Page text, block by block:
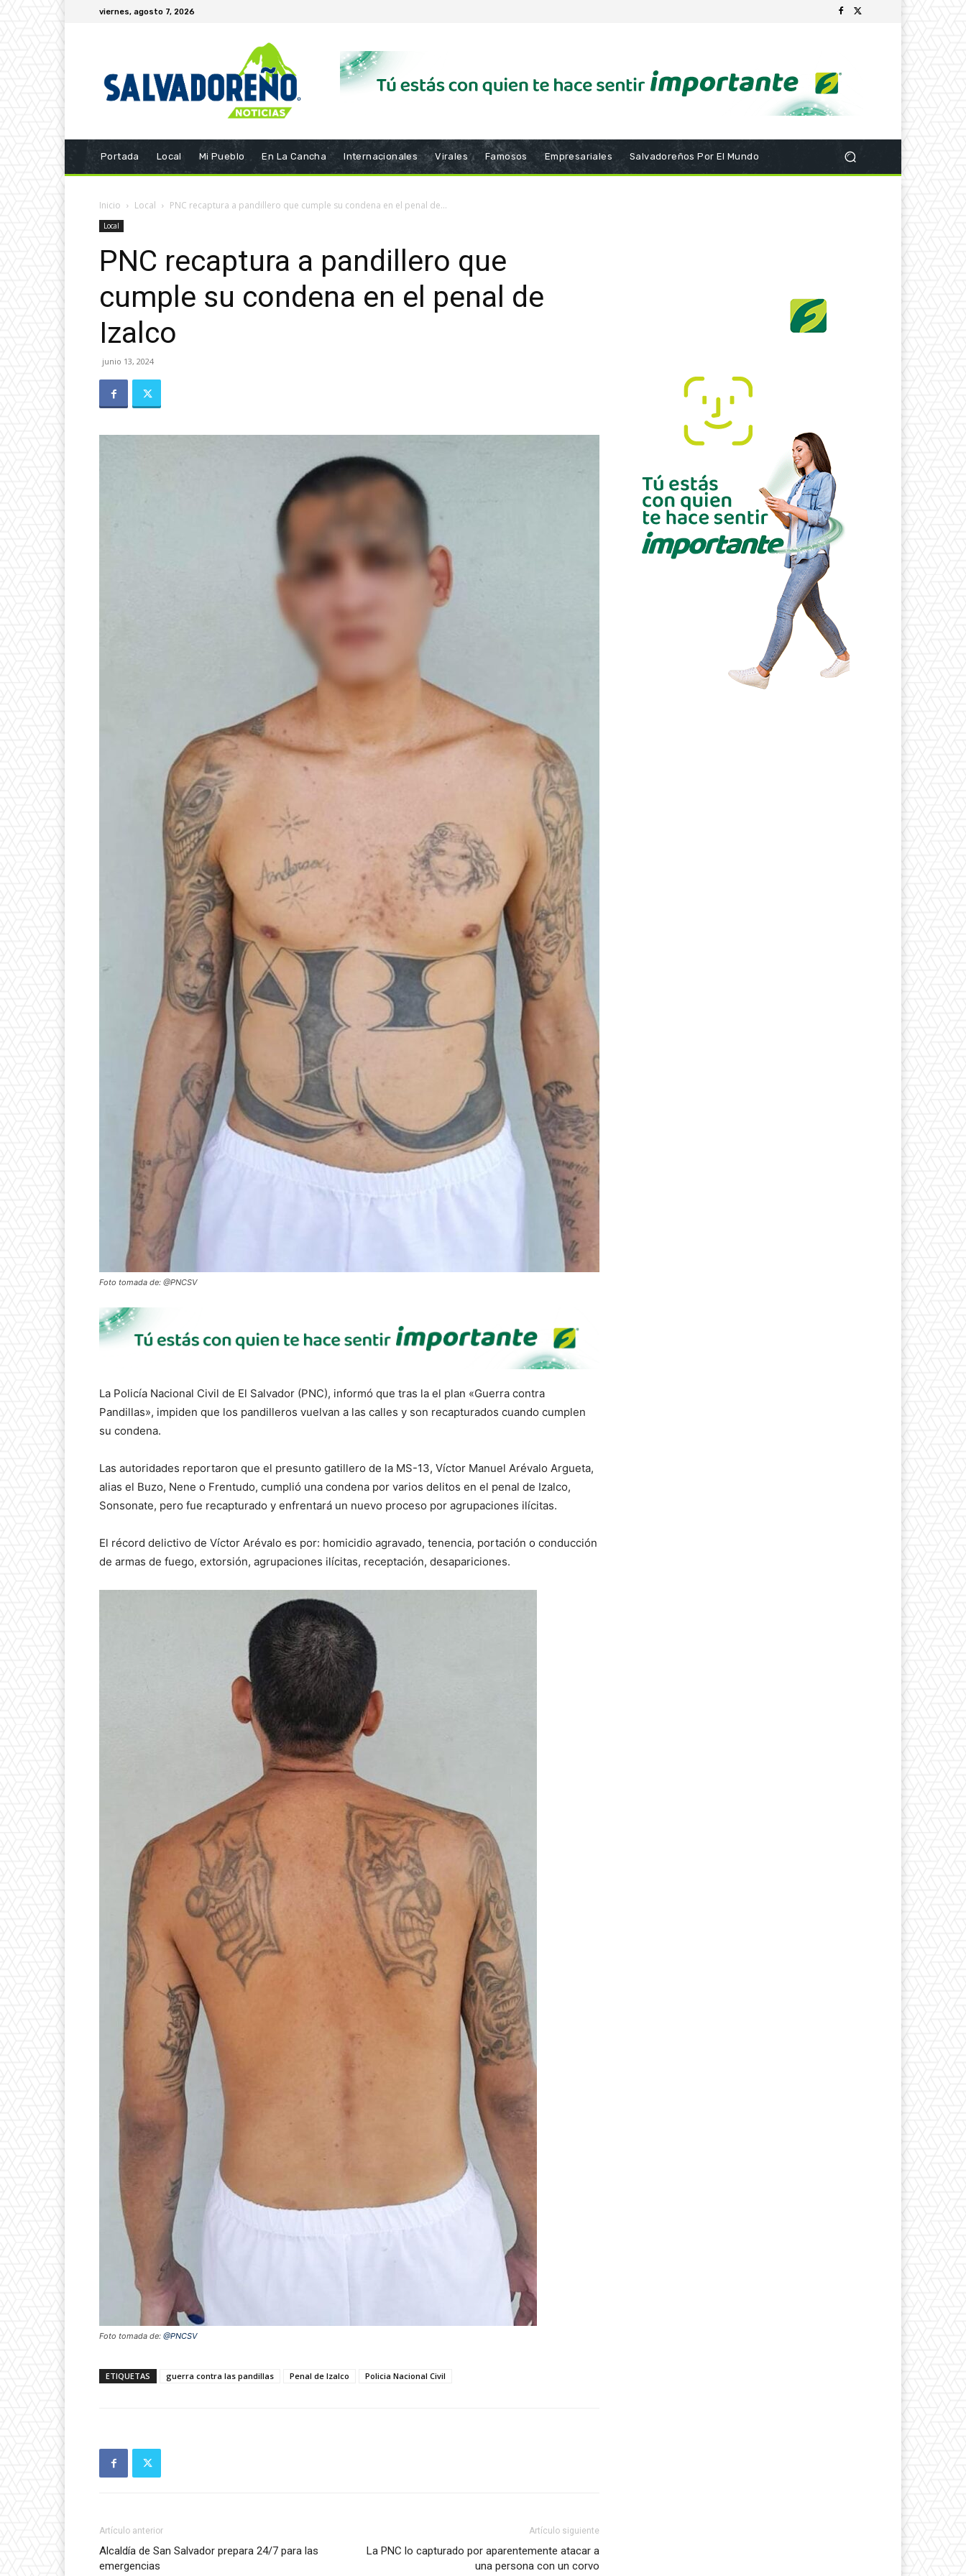
viernes, agosto 7, 2026
Portada Local Mi Pueblo En La Cancha Internacionales Virales Famosos Empresariales Salvadoreños Por El Mundo
Inicio Local PNC recaptura a pandillero que cumple su condena en el penal de...
Local
PNC recaptura a pandillero que
cumple su condena en el penal de
Izalco
junio 13, 2024
Foto tomada de: @PNCSV
La Policía Nacional Civil de El Salvador (PNC), informó que tras la el plan «Guerra contra
Pandillas», impiden que los pandilleros vuelvan a las calles y son recapturados cuando cumplen
su condena.
Las autoridades reportaron que el presunto gatillero de la MS-13, Víctor Manuel Arévalo Argueta,
alias el Buzo, Nene o Frentudo, cumplió una condena por varios delitos en el penal de Izalco,
Sonsonate, pero fue recapturado y enfrentará un nuevo proceso por agrupaciones ilícitas.
El récord delictivo de Víctor Arévalo es por: homicidio agravado, tenencia, portación o conducción
de armas de fuego, extorsión, agrupaciones ilícitas, receptación, desapariciones.
Foto tomada de: @PNCSV
ETIQUETAS guerra contra las pandillas Penal de Izalco Policia Nacional Civil
Artículo anterior
Alcaldía de San Salvador prepara 24/7 para las
emergencias
Artículo siguiente
La PNC lo capturado por aparentemente atacar a
una persona con un corvo